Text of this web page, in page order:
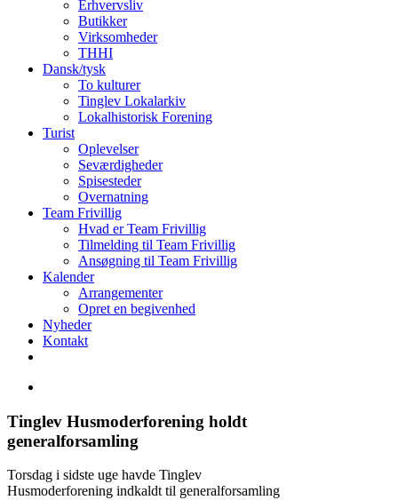
Erhvervsliv
Butikker
Virksomheder
THHI
Dansk/tysk
To kulturer
Tinglev Lokalarkiv
Lokalhistorisk Forening
Turist
Oplevelser
Seværdigheder
Spisesteder
Overnatning
Team Frivillig
Hvad er Team Frivillig
Tilmelding til Team Frivillig
Ansøgning til Team Frivillig
Kalender
Arrangementer
Opret en begivenhed
Nyheder
Kontakt
Tinglev Husmoderforening holdt
generalforsamling
Torsdag i sidste uge havde Tinglev
Husmoderforening indkaldt til generalforsamling